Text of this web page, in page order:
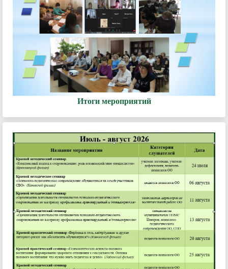
Итоги мероприятий